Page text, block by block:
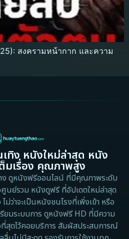
สงครามหน้ากาก และความ
ทิง หนังใหม่ล่าสุด หนัง
มเรื่อง คุณภาพสูง
ดูหนังฟรีออนไลน์ ที่มีคุณภาพระดับ
ศูนย์รวม หนังดูฟรี ที่อัปเดตใหม่ล่าสุด
ว่าจะเป็นหนังชนโรงที่เพิ่งเข้า หรือ
ยมระบบการ ดูหนังฟรี HD ที่มีความ
ที่สุดไว้คอยบริการ สัมผัสประสบการณ์